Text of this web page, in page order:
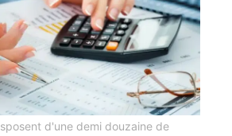
d'une demi douzaine de